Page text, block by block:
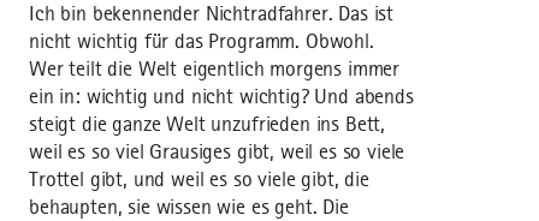
Ich bin bekennender Nichtradfahrer. Das ist
nicht wichtig für das Programm. Obwohl.
Wer teilt die Welt eigentlich morgens immer
ein in: wichtig und nicht wichtig? Und abends
steigt die ganze Welt unzufrieden ins Bett,
weil es so viel Grausiges gibt, weil es so viele
Trottel gibt, und weil es so viele gibt, die
behaupten, sie wissen wie es geht. Die